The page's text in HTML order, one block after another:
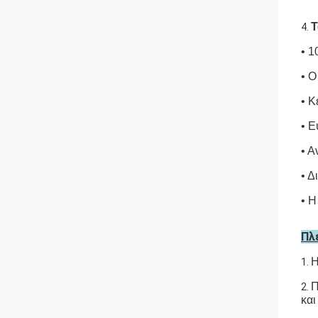
4.
•
• Ο
•
•
•
•
• Η
1.
2.
και